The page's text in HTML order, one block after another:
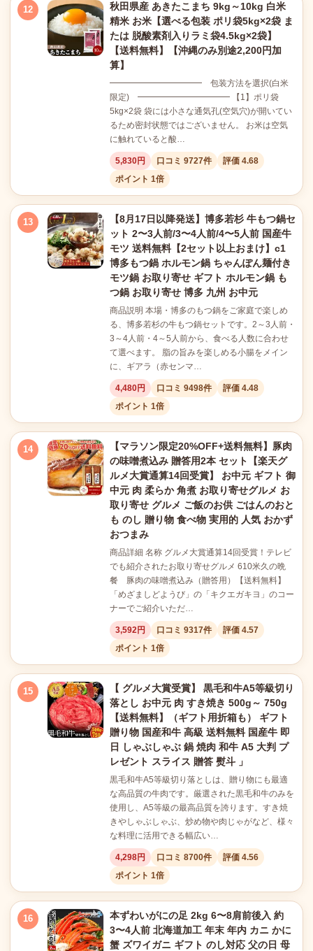
12
秋田県産 あきたこまち 9kg～10kg 白米
精米 お米【選べる包装 ポリ袋5kg×2袋 ま
たは 脱酸素剤入りラミ袋4.5kg×2袋】
【送料無料】【沖縄のみ別途2,200円加
算】
━━━━━━━━━━━ 包装方法を選択(白米
限定) ━━━━━━━━━━━ 【1】ポリ袋
5kg×2袋 袋には小さな通気孔(空気穴)が開いてい
るため密封状態ではございません。 お米は空気
に触れていると酸…
5,830円 口コミ 9727件
評価 4.68
ポイント 1倍
13
【8月17日以降発送】博多若杉 牛もつ鍋セ
ット 2〜3人前/3〜4人前/4〜5人前 国産牛
モツ 送料無料【2セット以上おまけ】c1
博多もつ鍋 ホルモン鍋 ちゃんぽん麺付き
モツ鍋 お取り寄せ ギフト ホルモン鍋 も
つ鍋 お取り寄せ 博多 九州 お中元
商品説明 本場・博多のもつ鍋をご家庭で楽しめ
る、博多若杉の牛もつ鍋セットです。2～3人前・
3～4人前・4～5人前から、食べる人数に合わせ
て選べます。 脂の旨みを楽しめる小腸をメイン
に、ギアラ（赤センマ…
4,480円 口コミ 9498件
評価 4.48
ポイント 1倍
14
【マラソン限定20%OFF+送料無料】豚肉
の味噌煮込み 贈答用2本 セット【楽天グ
ルメ大賞通算14回受賞】 お中元 ギフト 御
中元 肉 柔らか 角煮 お取り寄せグルメ お
取り寄せ グルメ ご飯のお供 ごはんのおと
も のし 贈り物 食べ物 実用的 人気 おかず
おつまみ
商品詳細 名称 グルメ大賞通算14回受賞！テレビ
でも紹介されたお取り寄せグルメ 610米久の晩
餐 豚肉の味噌煮込み（贈答用）【送料無料】
「めざましどようび」の「キクエガキヨ」のコー
ナーでご紹介いただ…
3,592円 口コミ 9317件
評価 4.57
ポイント 1倍
15
【 グルメ大賞受賞】 黒毛和牛A5等級切り
落とし お中元 肉 すき焼き 500g～ 750g
【送料無料】（ギフト用折箱も） ギフト
贈り物 国産和牛 高級 送料無料 国産牛 即
日 しゃぶしゃぶ 鍋 焼肉 和牛 A5 大判 プ
レゼント スライス 贈答 熨斗 」
黒毛和牛A5等級切り落としは、贈り物にも最適
な高品質の牛肉です。厳選された黒毛和牛のみを
使用し、A5等級の最高品質を誇ります。すき焼
きやしゃぶしゃぶ、炒め物や肉じゃがなど、様々
な料理に活用できる幅広い…
4,298円 口コミ 8700件
評価 4.56
ポイント 1倍
16
本ずわいがにの足 2kg 6〜8肩前後入 約
3〜4人前 北海道加工 年末 年内 カニ かに
蟹 ズワイガニ ギフト のし対応 父の日 母